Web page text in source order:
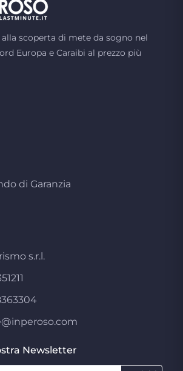
scoperta di mete da sogno nel
Europa e Caraibi al prezzo più
di Garanzia
s.r.l.
Newsletter